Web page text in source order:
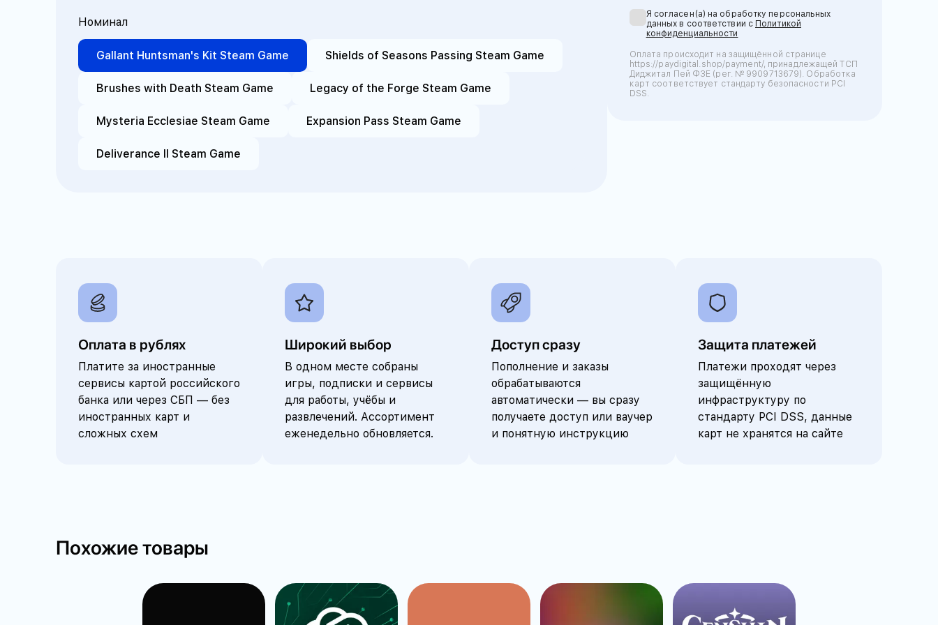
РФ и СНГ
Европа
Латинская Америка
Номинал
Gallant Huntsman's Kit Steam Game Shields of Seasons Passing Steam Game
Brushes with Death Steam Game Legacy of the Forge Steam Game
Mysteria Ecclesiae Steam Game Expansion Pass Steam Game
Deliverance II Steam Game
Я согласен(а) на обработку персональных
данных в соответствии с Политикой
конфиденциальности
Оплата происходит на защищённой странице
https://paydigital.shop/payment/, принадлежащей ТСП
Диджитал Пей ФЗЕ (рег. № 9909713679). Обработка
карт соответствует стандарту безопасности PCI
DSS.
Оплата в рублях
Платите за иностранные
сервисы картой российского
банка или через СБП — без
иностранных карт и
сложных схем
Широкий выбор
В одном месте собраны
игры, подписки и сервисы
для работы, учёбы и
развлечений. Ассортимент
еженедельно обновляется.
Доступ сразу
Пополнение и заказы
обрабатываются
автоматически — вы сразу
получаете доступ или ваучер
и понятную инструкцию
Защита платежей
Платежи проходят через
защищённую
инфраструктуру по
стандарту PCI DSS, данные
карт не хранятся на сайте
Похожие товары